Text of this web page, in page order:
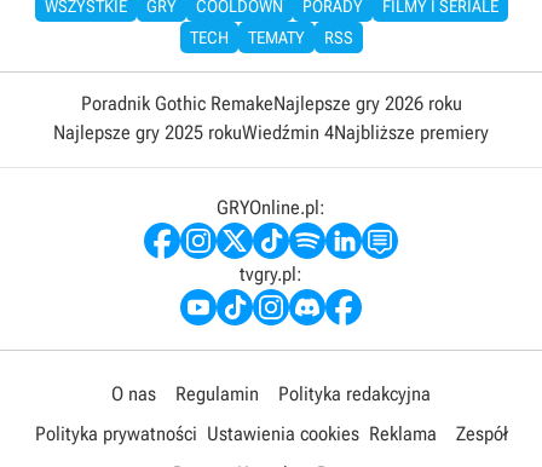
WSZYSTKIE GRY COOLDOWN PORADY
FILMY I SERIALE
TECH
TEMATY RSS
Poradnik Gothic RemakeNajlepsze gry 2026 roku
Najlepsze gry 2025 rokuWiedźmin 4Najbliższe premiery
GRYOnline.pl:
tvgry.pl:
O nas Regulamin
Polityka redakcyjna
Polityka prywatności Ustawienia cookies Reklama
Zespół